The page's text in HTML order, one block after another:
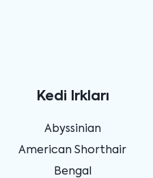
Kedi Irkları
Abyssinian
American Shorthair
Bengal